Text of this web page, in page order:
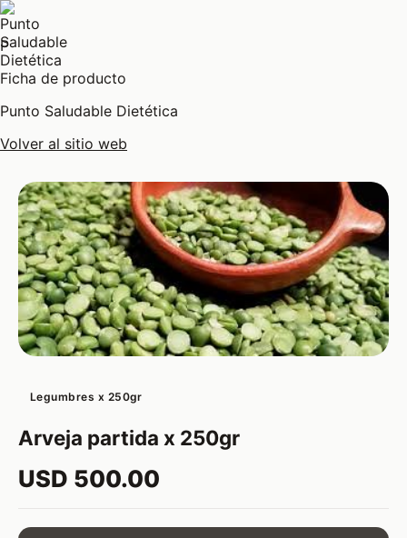
P
Ficha de producto
Punto Saludable Dietética
Volver al sitio web
Legumbres x 250gr
Arveja partida x 250gr
USD 500.00